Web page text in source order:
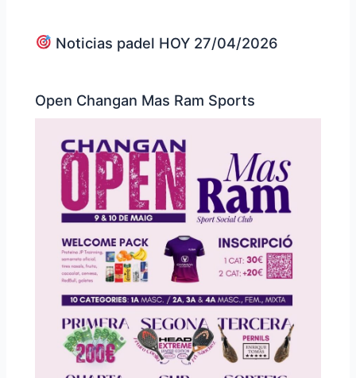
Noticias padel HOY 27/04/2026
Open Changan Mas Ram Sports